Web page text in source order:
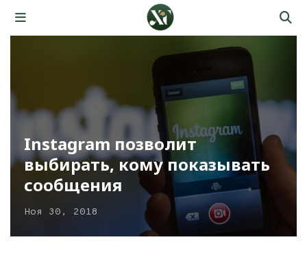
Instagram позволит
выбирать, кому показывать
сообщения
Ноя 30, 2018